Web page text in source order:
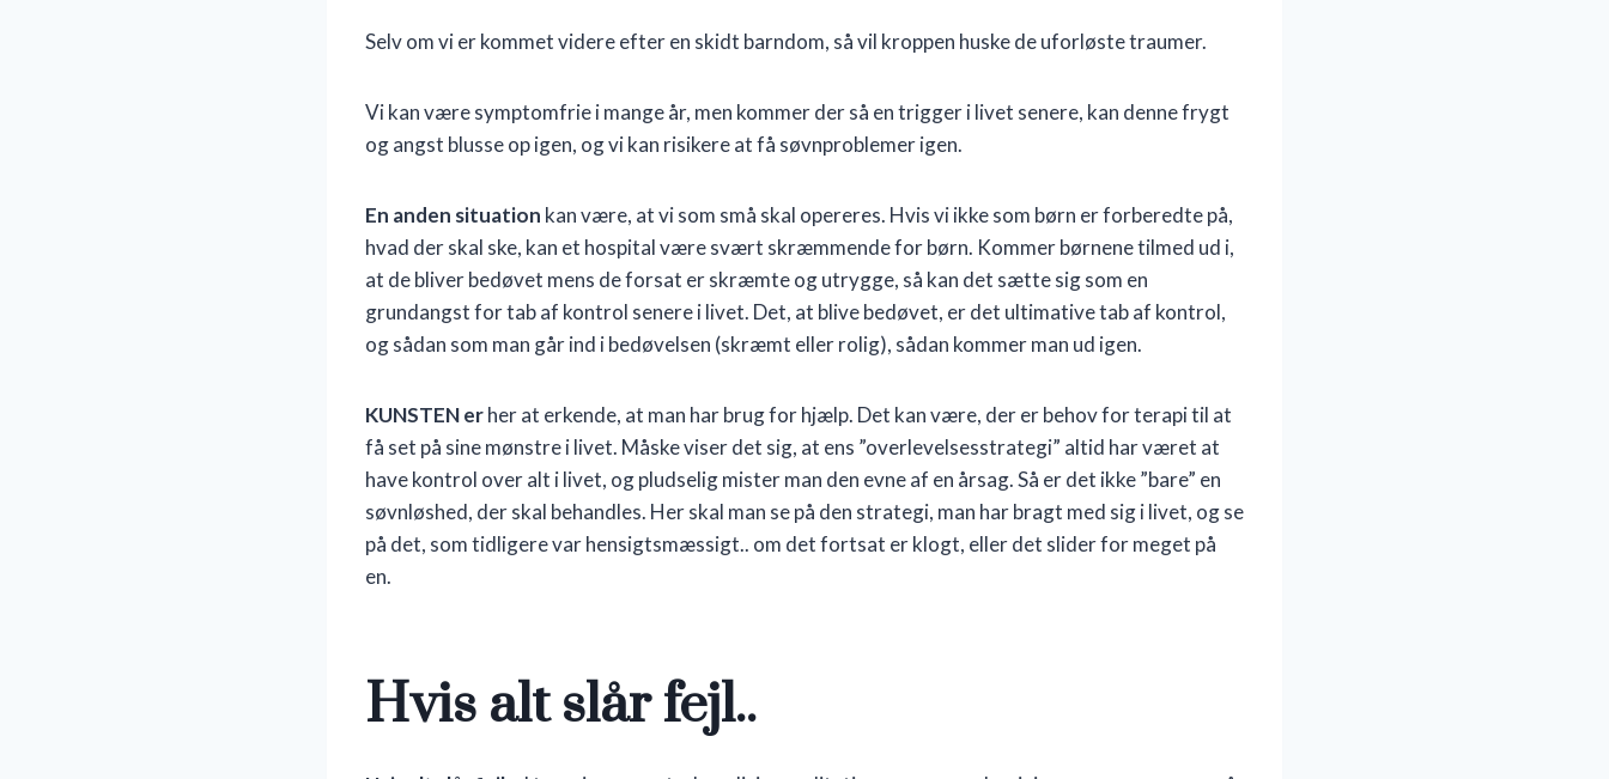
Selv om vi er kommet videre efter en skidt barndom, så vil kroppen huske de uforløste traumer.
Vi kan være symptomfrie i mange år, men kommer der så en trigger i livet senere, kan denne frygt
og angst blusse op igen, og vi kan risikere at få søvnproblemer igen.
En anden situation kan være, at vi som små skal opereres. Hvis vi ikke som børn er forberedte på,
hvad der skal ske, kan et hospital være svært skræmmende for børn. Kommer børnene tilmed ud i,
at de bliver bedøvet mens de forsat er skræmte og utrygge, så kan det sætte sig som en
grundangst for tab af kontrol senere i livet. Det, at blive bedøvet, er det ultimative tab af kontrol,
og sådan som man går ind i bedøvelsen (skræmt eller rolig), sådan kommer man ud igen.
KUNSTEN erher at erkende, at man har brug for hjælp. Det kan være, der er behov for terapi til at
få set på sine mønstre i livet. Måske viser det sig, at ens ”overlevelsesstrategi” altid har været at
have kontrol over alt i livet, og pludselig mister man den evne af en årsag. Så er det ikke ”bare” en
søvnløshed, der skal behandles. Her skal man se på den strategi, man har bragt med sig i livet, og se
på det, som tidligere var hensigtsmæssigt.. om det fortsat er klogt, eller det slider for meget på
en.
Hvis alt slår fejl..